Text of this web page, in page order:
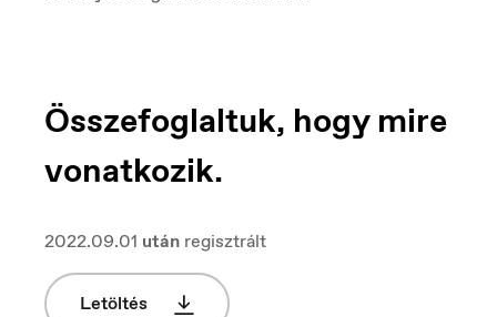
English
Français
Összefoglaltuk, hogy mire
vonatkozik.
2022.09.01 után regisztrált
Letöltés